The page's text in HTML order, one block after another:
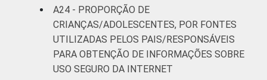
A24 - PROPORÇÃO DE
CRIANÇAS/ADOLESCENTES, POR FONTES
UTILIZADAS PELOS PAIS/RESPONSÁVEIS
PARA OBTENÇÃO DE INFORMAÇÕES SOBRE
USO SEGURO DA INTERNET